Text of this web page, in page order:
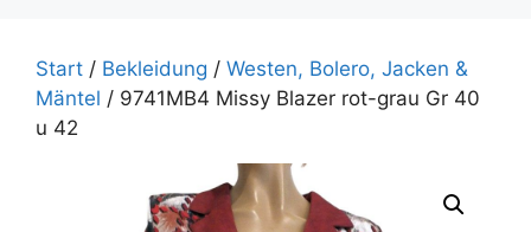
Start / Bekleidung / Westen, Bolero, Jacken &
Mäntel / 9741MB4 Missy Blazer rot-grau Gr 40
u 42